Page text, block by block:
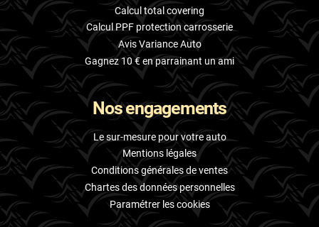
Calcul total covering
Calcul PPF protection carrosserie
Avis Variance Auto
Gagnez 10 € en parrainant un ami
Nos engagements
Le sur-mesure pour votre auto
Mentions légales
Conditions générales de ventes
Chartes des données personnelles
Paramétrer les cookies